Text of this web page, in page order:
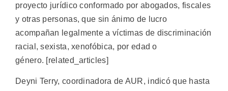
proyecto jurídico conformado por abogados, fiscales
y otras personas, que sin ánimo de lucro
acompañan legalmente a víctimas de discriminación
racial, sexista, xenofóbica, por edad o
género. [related_articles]
Deyni Terry, coordinadora de AUR, indicó que hasta